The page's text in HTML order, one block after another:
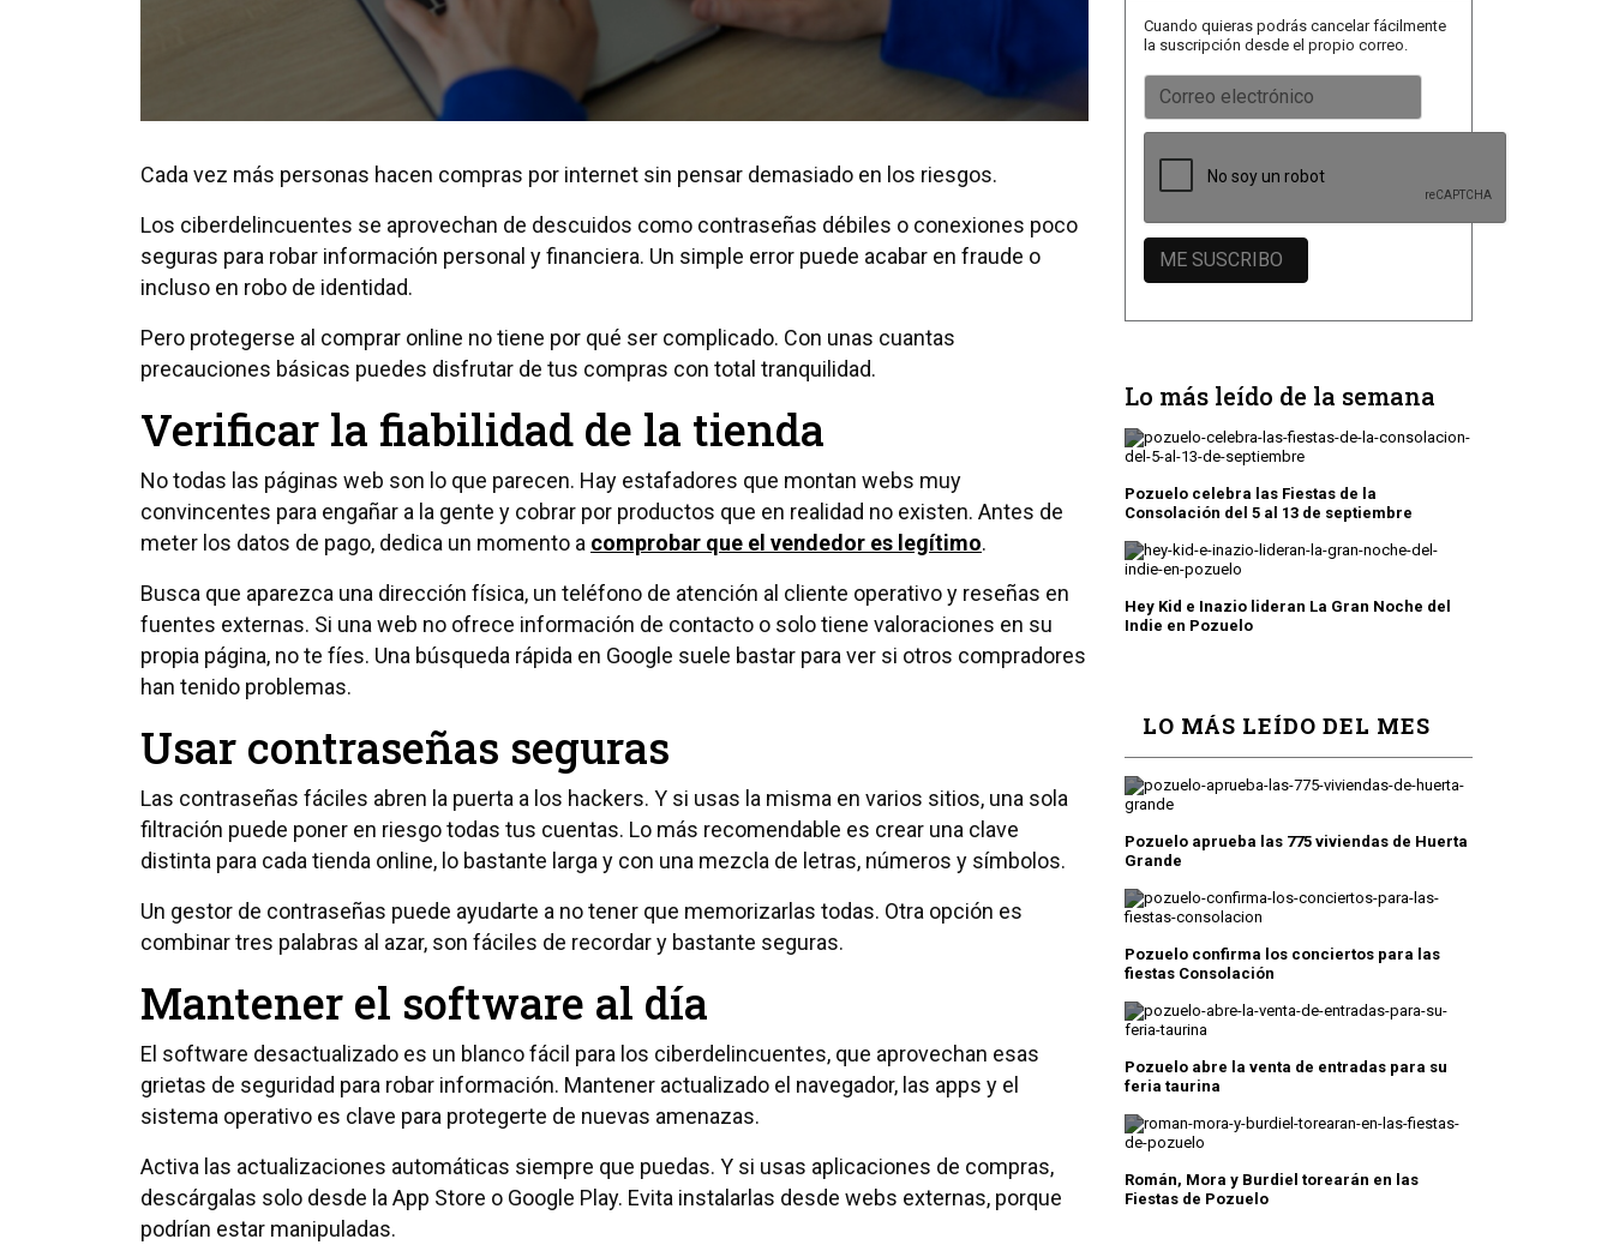
Cada vez más personas hacen compras por internet sin pensar demasiado en los riesgos.
Los ciberdelincuentes se aprovechan de descuidos como contraseñas débiles o conexiones poco
seguras para robar información personal y financiera. Un simple error puede acabar en fraude o
incluso en robo de identidad.
Pero protegerse al comprar online no tiene por qué ser complicado. Con unas cuantas
precauciones básicas puedes disfrutar de tus compras con total tranquilidad.
Verificar la fiabilidad de la tienda
No todas las páginas web son lo que parecen. Hay estafadores que montan webs muy
convincentes para engañar a la gente y cobrar por productos que en realidad no existen. Antes de
meter los datos de pago, dedica un momento a comprobar que el vendedor es legítimo.
Busca que aparezca una dirección física, un teléfono de atención al cliente operativo y reseñas en
fuentes externas. Si una web no ofrece información de contacto o solo tiene valoraciones en su
propia página, no te fíes. Una búsqueda rápida en Google suele bastar para ver si otros compradores
han tenido problemas.
Usar contraseñas seguras
Las contraseñas fáciles abren la puerta a los hackers. Y si usas la misma en varios sitios, una sola
filtración puede poner en riesgo todas tus cuentas. Lo más recomendable es crear una clave
distinta para cada tienda online, lo bastante larga y con una mezcla de letras, números y símbolos.
Un gestor de contraseñas puede ayudarte a no tener que memorizarlas todas. Otra opción es
combinar tres palabras al azar, son fáciles de recordar y bastante seguras.
Mantener el software al día
El software desactualizado es un blanco fácil para los ciberdelincuentes, que aprovechan esas
grietas de seguridad para robar información. Mantener actualizado el navegador, las apps y el
sistema operativo es clave para protegerte de nuevas amenazas.
Activa las actualizaciones automáticas siempre que puedas. Y si usas aplicaciones de compras,
descárgalas solo desde la App Store o Google Play. Evita instalarlas desde webs externas, porque
podrían estar manipuladas.
Cuando quieras podrás cancelar fácilmente
la suscripción desde el propio correo.
Lo más leído de la semana
Pozuelo celebra las Fiestas de la
Consolación del 5 al 13 de septiembre
Hey Kid e Inazio lideran La Gran Noche del
Indie en Pozuelo
LO MÁS LEÍDO DEL MES
Pozuelo aprueba las 775 viviendas de Huerta
Grande
Pozuelo confirma los conciertos para las
fiestas Consolación
Pozuelo abre la venta de entradas para su
feria taurina
Román, Mora y Burdiel torearán en las
Fiestas de Pozuelo